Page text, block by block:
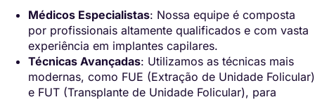
Médicos Especialistas: Nossa equipe é composta
por profissionais altamente qualificados e com vasta
experiência em implantes capilares.
Técnicas Avançadas: Utilizamos as técnicas mais
modernas, como FUE (Extração de Unidade Folicular)
e FUT (Transplante de Unidade Folicular), para